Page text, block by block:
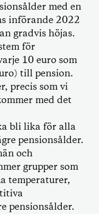
med en
införande 2022
gradvis höjas.
för
10 euro som
till pension.
precis som vi
med det
bli lika för alla
pensionsålder.
och
grupper som
temperaturer,
pensionsålder.